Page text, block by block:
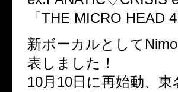
「THE MICRO HEAD
新ボーカルとして
表しました！
10月10日に再始動、